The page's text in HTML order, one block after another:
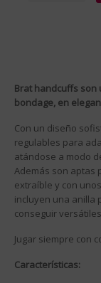
Brat handcuffs son
bondage, en
Con un diseño
regulables para
atándose a modo
Además son aptas
extraíble y con
incluyen una anilla
conseguir
Jugar siempre con
Características: